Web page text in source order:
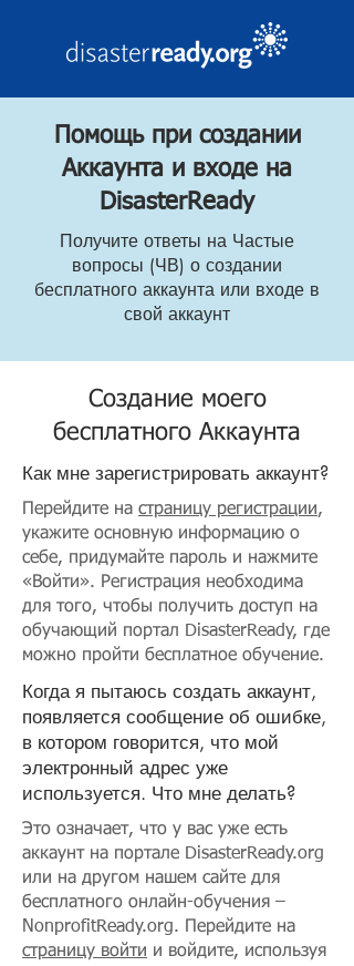
Помощь при создании
Аккаунта и входе на
DisasterReady
Получите ответы на Частые
вопросы (ЧВ) о создании
бесплатного аккаунта или входе в
свой аккаунт
Создание моего
бесплатного Аккаунта
Как мне зарегистрировать аккаунт?
Перейдите на страницу регистрации,
укажите основную информацию о
себе, придумайте пароль и нажмите
«Войти». Регистрация необходима
для того, чтобы получить доступ на
обучающий портал DisasterReady, где
можно пройти бесплатное обучение.
Когда я пытаюсь создать аккаунт,
появляется сообщение об ошибке,
в котором говорится, что мой
электронный адрес уже
используется. Что мне делать?
Это означает, что у вас уже есть
аккаунт на портале DisasterReady.org
или на другом нашем сайте для
бесплатного онлайн-обучения –
NonprofitReady.org. Перейдите на
страницу войти и войдите, используя